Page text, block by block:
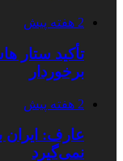
2 هفته پیش
تأکید ستار
برخوردار
2 هفته پیش
عارف: ایران
نمی‌گیرد